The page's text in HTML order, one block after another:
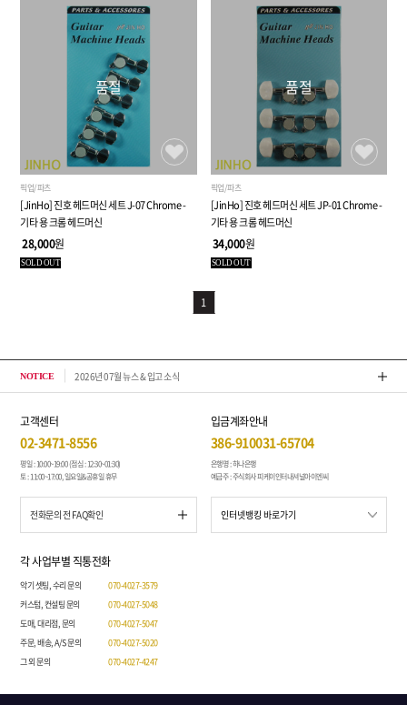
품절
픽업/파츠
[JinHo] 진호 헤드머신 세트 J-07 Chrome -
기타 용 크롬 헤드머신
28,000원
SOLD OUT
품절
픽업/파츠
[JinHo] 진호 헤드머신 세트 JP-01 Chrome -
기타 용 크롬 헤드머신
34,000원
SOLD OUT
1
NOTICE 2026년 07월 뉴스 & 입고 소식 톤퀘
고객센터
02-3471-8556
평일 : 10:00~19:00 (점심 : 12:30~01:30)
토 : 11:00~17:00, 일요일&공휴일 휴무
전화문의 전 FAQ확인
입금계좌안내
386-910031-65704
은행명 : 하나은행
예금주 : 주식회사 피케이인터내셔널아이엔씨
각 사업부별 직통전화
악기 셋팅, 수리 문의
070-4027-3579
커스텀, 컨설팅 문의
070-4027-5048
도매, 대리점, 문의
070-4027-5047
주문, 배송, A/S 문의
070-4027-5020
그 외 문의
070-4027-4247